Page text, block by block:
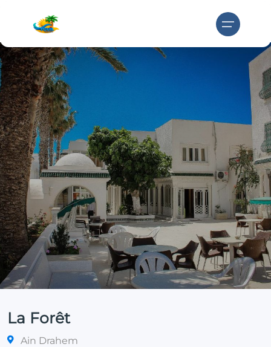
La Forêt
Ain Drahem